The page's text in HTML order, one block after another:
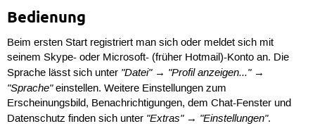
Bedienung
Beim ersten Start registriert man sich oder meldet sich mit
seinem Skype- oder Microsoft- (früher Hotmail)-Konto an. Die
Sprache lässt sich unter "Datei"→ "Profil anzeigen..."→
"Sprache"einstellen. Weitere Einstellungen zum
Erscheinungsbild, Benachrichtigungen, dem Chat-Fenster und
Datenschutz finden sich unter "Extras"→ "Einstellungen".